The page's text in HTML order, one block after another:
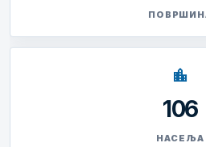
location_city
106
НАСЕЉА